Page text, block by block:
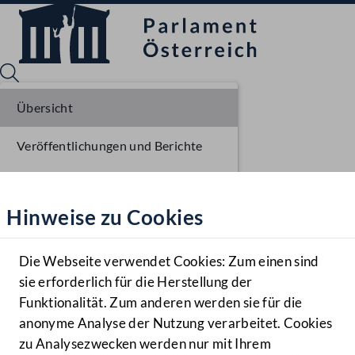
Hilfe
Benutzer
Navigationsmenü öffnen
MENÜ
Hinweise zu Cookies
Die Webseite verwendet Cookies: Zum einen sind
sie erforderlich für die Herstellung der
Funktionalität. Zum anderen werden sie für die
anonyme Analyse der Nutzung verarbeitet. Cookies
zu Analysezwecken werden nur mit Ihrem
Übersicht
Veröffentlichungen und Berichte
Parlamentarisches Verfahren